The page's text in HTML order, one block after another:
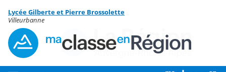
Menu de la rubrique
Contenu
Lycée Gilberte et Pierre Brossolette
Villeurbanne